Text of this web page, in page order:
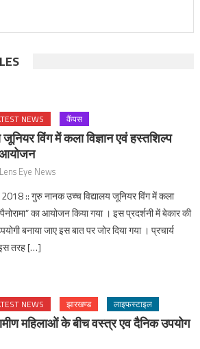
NEWS कैंपस
विंग में कला विज्ञान एवं हस्तशिल्प
आयोजन
Lens Eye News
:: गुरु नानक उच्च विद्यालय जूनियर विंग में कला
का आयोजन किया गया । इस प्रदर्शनी में बेकार की
बनाया जाए इस बात पर जोर दिया गया । प्रचार्य
तरह […]
NEWS झारखण्ड लाइफस्टाइल
महिलाओं के बीच वस्त्र एव दैनिक उपयोग